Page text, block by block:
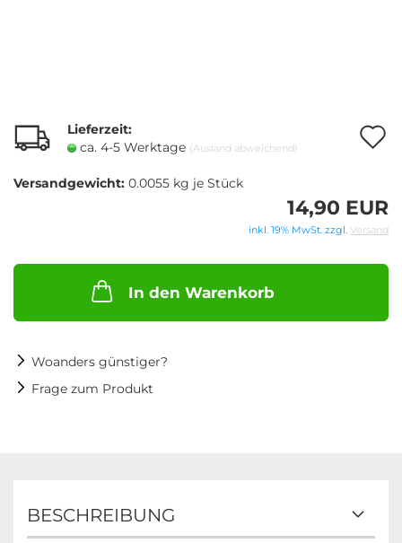
Lieferzeit:
ca. 4-5 Werktage (Ausland abweichend)
Versandgewicht: 0.0055 kg je Stück
14,90 EUR
inkl. 19% MwSt. zzgl. Versand
In den Warenkorb
Woanders günstiger?
Frage zum Produkt
BESCHREIBUNG